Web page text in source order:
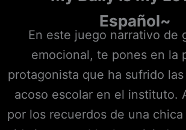
Español~
En este juego narrativo de
emocional, te pones en la
protagonista que ha sufrido
acoso escolar en el instituto.
por los recuerdos de una